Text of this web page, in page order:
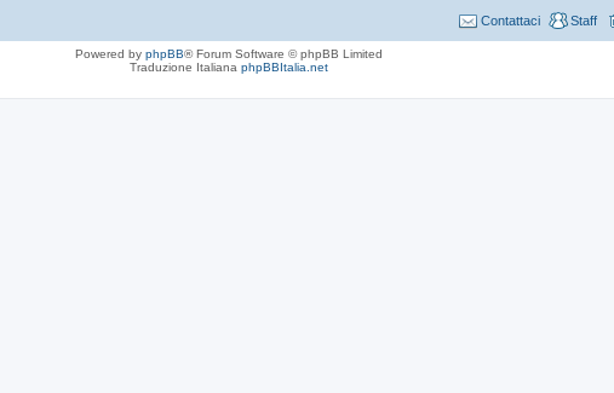
Staff
Contattaci
Powered by phpBB® Forum Software © phpBB Limited
Traduzione Italiana phpBBItalia.net